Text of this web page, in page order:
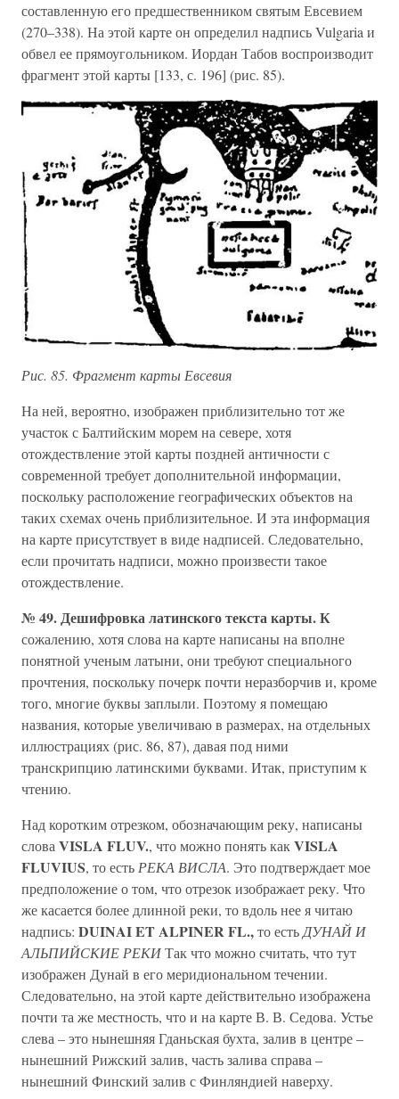
составленную его предшественником святым Евсевием
(270–338). На этой карте он определил надпись Vulgaria и
обвел ее прямоугольником. Иордан Табов воспроизводит
фрагмент этой карты [133, с. 196] (рис. 85).
Рис. 85. Фрагмент карты Евсевия
На ней, вероятно, изображен приблизительно тот же
участок с Балтийским морем на севере, хотя
отождествление этой карты поздней античности с
современной требует дополнительной информации,
поскольку расположение географических объектов на
таких схемах очень приблизительное. И эта информация
на карте присутствует в виде надписей. Следовательно,
если прочитать надписи, можно произвести такое
отождествление.
№ 49. Дешифровка латинского текста карты. К
сожалению, хотя слова на карте написаны на вполне
понятной ученым латыни, они требуют специального
прочтения, поскольку почерк почти неразборчив и, кроме
того, многие буквы заплыли. Поэтому я помещаю
названия, которые увеличиваю в размерах, на отдельных
иллюстрациях (рис. 86, 87), давая под ними
транскрипцию латинскими буквами. Итак, приступим к
чтению.
Над коротким отрезком, обозначающим реку, написаны
слова VISLA FLUV., что можно понять какVISLA
FLUVIUS, то есть РЕКА ВИСЛА. Это подтверждает мое
предположение о том, что отрезок изображает реку. Что
же касается более длинной реки, то вдоль нее я читаю
надпись: DUINAI ET ALPINER FL.,то есть ДУНАЙ И
АЛЬПИЙСКИЕ РЕКИТак что можно считать, что тут
изображен Дунай в его меридиональном течении.
Следовательно, на этой карте действительно изображена
почти та же местность, что и на карте В. В. Седова. Устье
слева – это нынешняя Гданьская бухта, залив в центре –
нынешний Рижский залив, часть залива справа –
нынешний Финский залив с Финляндией наверху.